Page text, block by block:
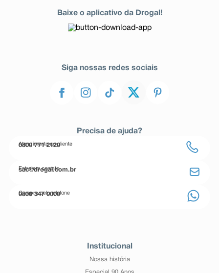
Baixe o aplicativo da Drogal!
Siga nossas redes sociais
Precisa de ajuda?
Atendimento ao cliente
0800 771 2120
Entre em contato
sac@drogal.com.br
Compre pelo telefone
0800 347 0000
Institucional
Nossa história